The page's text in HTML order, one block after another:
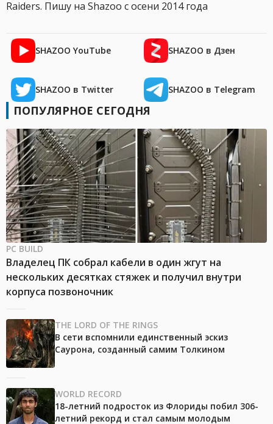
Raiders. Пишу на Shazoo с осени 2014 года
SHAZOO YouTube SHAZOO в Дзен
SHAZOO в Twitter SHAZOO в Telegram
ПОПУЛЯРНОЕ СЕГОДНЯ
PC BUILD
Владелец ПК собрал кабели в один жгут на
нескольких десятках стяжек и получил внутри
корпуса позвоночник
THE LORD OF THE RINGS
В сети вспомнили единственный эскиз
Саурона, созданный самим Толкином
WORLD RECORD
18-летний подросток из Флориды побил 306-
летний рекорд и стал самым молодым